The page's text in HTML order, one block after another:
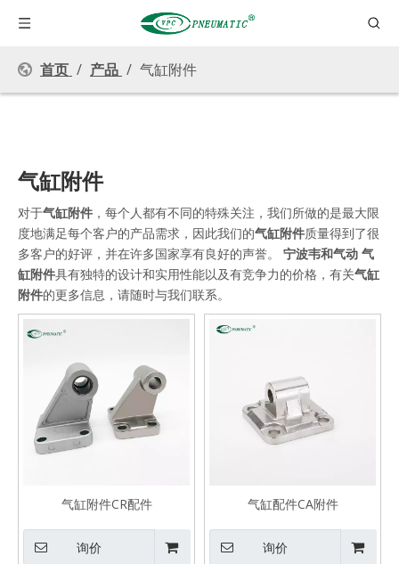
首页 / 产品 / 气缸附件
气缸附件
对于气缸附件 ，每个人都有不同的特殊关注，我们所做的是最大限
度地满足每个客户的产品需求，因此我们的气缸附件质量得到了很
多客户的好评，并在许多国家享有良好的声誉。 宁波韦和气动 气
缸附件具有独特的设计和实用性能以及有竞争力的价格，有关气缸
附件的更多信息，请随时与我们联系。
气缸附件CR配件
询价
气缸配件CA附件
询价